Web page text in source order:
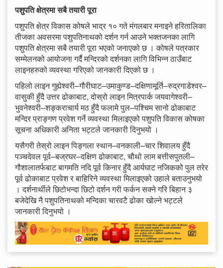
पशुपति क्षेत्रमा सबै तयारी पूरा
पशुपति क्षेत्र विकास कोषले भाद्र १० गते मंगलबार मनाइने हरितालिका
तीजका अवसरमा पशुपतिनाथको दर्शन गर्न आउने भक्तजनका लागि
पशुपति क्षेत्रमा सबै तयारी पूरा भएको जनाएको छ । कोषले पत्रकार
सम्मेलनको आयोजना गर्दै मन्दिरको दर्शनका लागि विभिन्न ठाउँबाट
लाइनहरुको व्यवस्था गरिएको जानकारी दिएको छ ।
पहिलो लाइन गुह्येश्वरी–गौरीघाट–उमाकुण्ड–दक्षिणामूर्ति–रुद्रगाडेश्वर–
वासुकी हुँदै उत्तर ढोकाबाट, दोस्रो लाइन मित्रपार्क जयवागेश्वरी–
भुवनेश्वरी–शङ्कराचार्य मठ हुँदै फलामे पुल–पश्चिम सानो ढोकाबाट
मन्दिर प्राङ्गण प्रवेश गर्ने व्यवस्था मिलाइएको पशुपति विकास कोषका
सूचना अधिकारी अनिता भट्टले जानकारी दिनुभयो ।
यसैगरी तेस्रो लाइन पिङ्गला स्थान–वनकाली–चार शिवालय हुँदै
पञ्चदेवल पूर्व–बज्रघर–दक्षिण ढोकाबाट, चौथो लाम बत्तीसपुतली–
गौशालातर्फबाट बागमति नदि पूर्व किनार हुँदै आर्यघाट नजिकको पुल तरेर
पूर्व ढोकाबाट प्रवेश र बाहिरिने व्यवस्था मिलाइएको उहाले बताउनुभयो
। दर्शनार्थीले छिटोभन्दा छिटो दर्शन गरी फर्कन सक्ने गरि बिहान ३
बजेदेखि नै पशुपतिनाथको मन्दिका चारवटै ढोका खोल्ने भट्टले
जानकारी दिनुभयो ।